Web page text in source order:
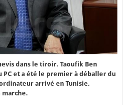
dans le tiroir. Taoufik Ben
PC et a été le premier à déballer du
arrivé en Tunisie,
marche.